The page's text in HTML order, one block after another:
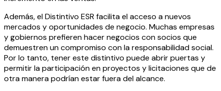
Además, el Distintivo ESR facilita el acceso a nuevos
mercados y oportunidades de negocio. Muchas empresas
y gobiernos prefieren hacer negocios con socios que
demuestren un compromiso con la responsabilidad social.
Por lo tanto, tener este distintivo puede abrir puertas y
permitir la participación en proyectos y licitaciones que de
otra manera podrían estar fuera del alcance.